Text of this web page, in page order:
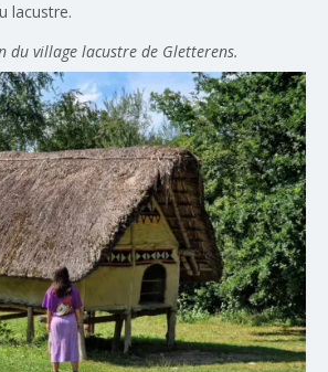
lacustre.
du village lacustre de Gletterens.